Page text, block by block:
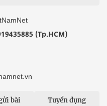
(Tp.HCM)
bài Tuyển dụng